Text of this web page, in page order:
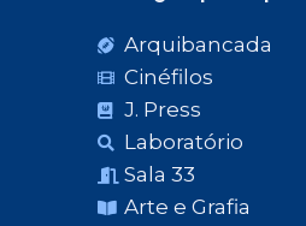
Arquibancada
Cinéfilos
J. Press
Laboratório
Sala 33
Arte e Grafia